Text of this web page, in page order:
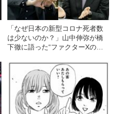
「なぜ日本の新型コロナ死者数
は少ないのか？」山中伸弥が橋
下徹に語った“ファクターXの存